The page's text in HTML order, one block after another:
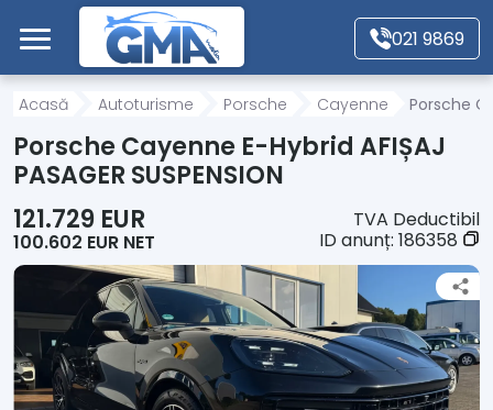
Mergi direct la conținutul principal
021 9869
Acasă
Autoturisme
Motociclete
Autoutilitare
Alte tipuri vehicule
Acasă Autoturisme Porsche Cayenne Porsche
Porsche Cayenne E-Hybrid AFIȘAJ
PASAGER SUSPENSION
121.729 EUR
100.602 EUR NET
TVA Deductibil
ID anunț: 186358